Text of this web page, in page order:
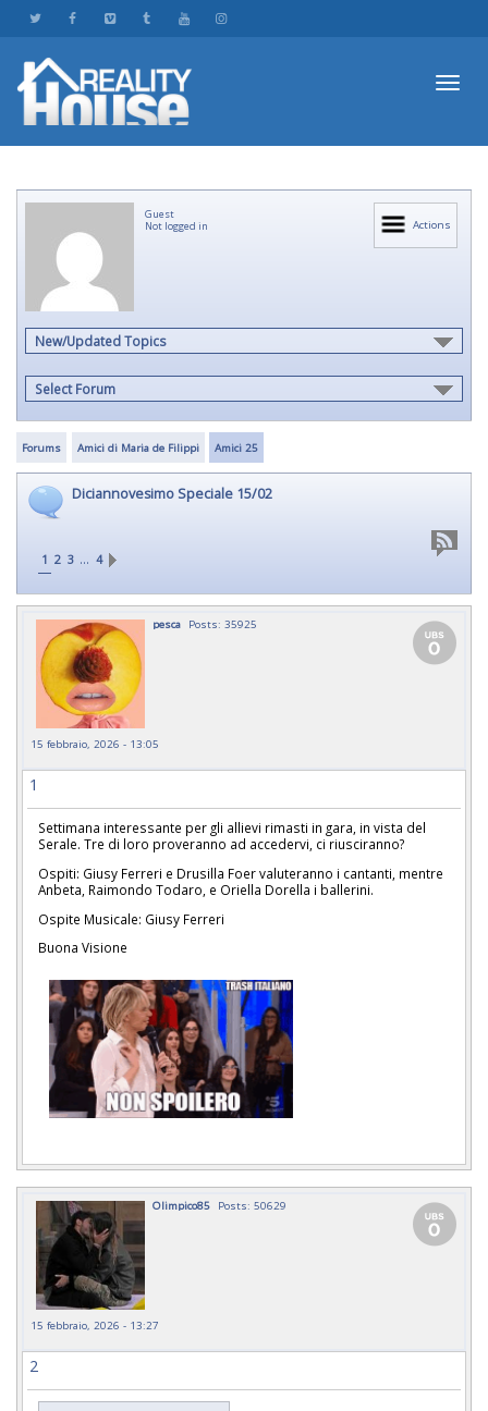
Actions
Guest
Not logged in
New/Updated Topics
Select Forum
Forums Amici di Maria de Filippi Amici 25
Diciannovesimo Speciale 15/02
1 2 3 … 4
pesca Posts: 35925
15 febbraio, 2026 - 13:05
1
Settimana interessante per gli allievi rimasti in gara, in vista del
Serale. Tre di loro proveranno ad accedervi, ci riusciranno?
Ospiti: Giusy Ferreri e Drusilla Foer valuteranno i cantanti, mentre
Anbeta, Raimondo Todaro, e Oriella Dorella i ballerini.
Ospite Musicale: Giusy Ferreri
Buona Visione
Olimpico85 Posts: 50629
15 febbraio, 2026 - 13:27
2